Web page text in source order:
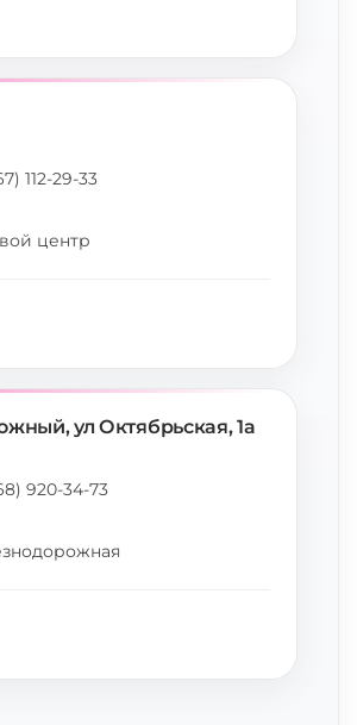
112-29-33
центр
ул Октябрьская, 1а
920-34-73